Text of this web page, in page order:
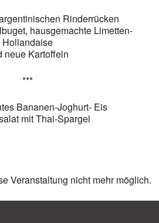
Rinderrücken
hausgemachte Limetten-
Hollandaise
neue Kartoffeln
***
Bananen-Joghurt- Eis
mit Thai-Spargel
Veranstaltung nicht mehr möglich.